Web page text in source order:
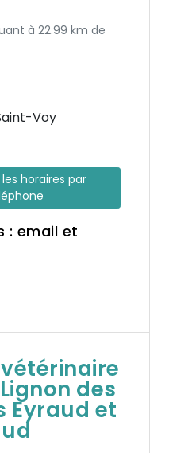
à 22.99 km de
Voy
horaires par
: email et
des
Eyraud et